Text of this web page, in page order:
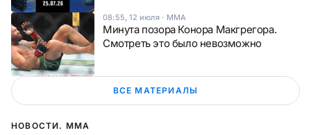
08:55, 12 июля· ММА
Минута позора Конора Макгрегора.
Смотреть это было невозможно
ВСЕ МАТЕРИАЛЫ
НОВОСТИ. ММА